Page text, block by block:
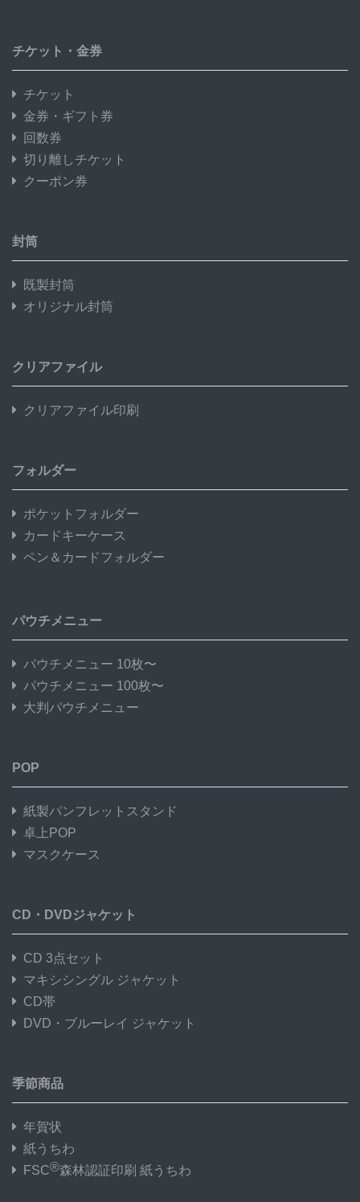
チケット・金券
チケット
金券・ギフト券
回数券
切り離しチケット
クーポン券
封筒
既製封筒
オリジナル封筒
クリアファイル
クリアファイル印刷
フォルダー
ポケットフォルダー
カードキーケース
ペン＆カードフォルダー
パウチメニュー
パウチメニュー 10枚〜
パウチメニュー 100枚〜
大判パウチメニュー
POP
紙製パンフレットスタンド
卓上POP
マスクケース
CD・DVDジャケット
CD 3点セット
マキシシングル ジャケット
CD帯
DVD・ブルーレイ ジャケット
季節商品
年賀状
紙うちわ
FSC®森林認証印刷 紙うちわ